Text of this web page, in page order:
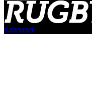
s'abonner